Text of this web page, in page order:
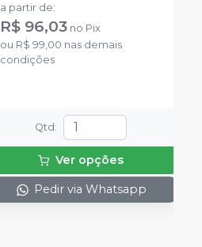
a partir de:
R$ 96,03 no Pix
ou R$ 99,00 nas demais
condições
Qtd :
Ver opções
Pedir via Whatsapp